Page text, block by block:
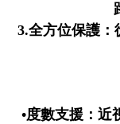
3.全方位保護：
•度數支援：近